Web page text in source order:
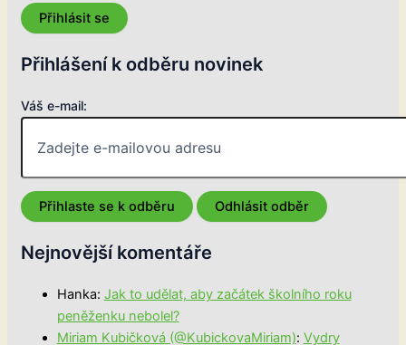
Přihlásit se
Přihlášení k odběru novinek
Váš e-mail:
Nejnovější komentáře
Hanka: Jak to udělat, aby začátek školního roku
peněženku nebolel?
Miriam Kubičková (@KubickovaMiriam): Vydry